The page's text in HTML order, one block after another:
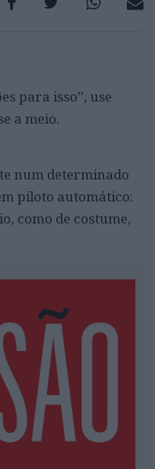
para isso”, use
a meio.
num determinado
piloto automático:
como de costume,